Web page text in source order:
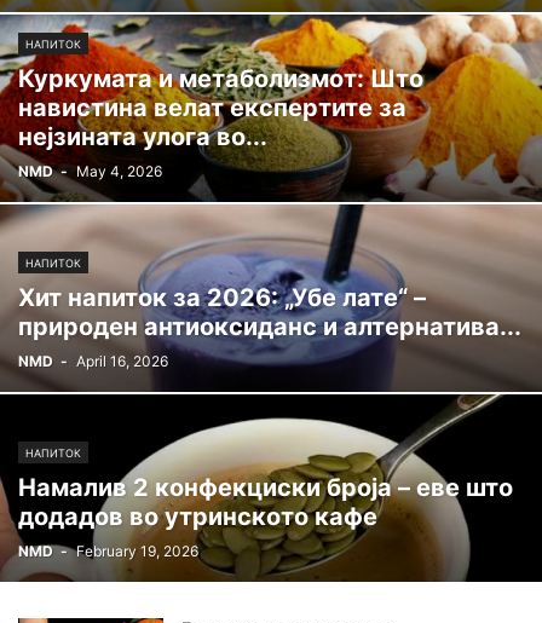
НАПИТОК
Куркумата и метаболизмот: Што
навистина велат експертите за
нејзината улога во...
NMD - May 4, 2026
НАПИТОК
Хит напиток за 2026: „Убе лате“ –
природен антиоксиданс и алтернатива...
NMD - April 16, 2026
НАПИТОК
Намалив 2 конфекциски броја – еве што
додадов во утринското кафе
NMD - February 19, 2026